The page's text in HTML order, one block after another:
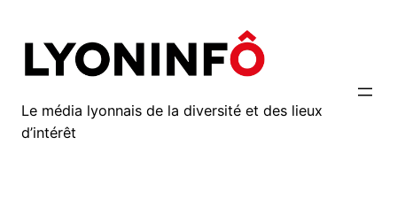
contenu
Le média lyonnais de la diversité et des lieux
d’intérêt